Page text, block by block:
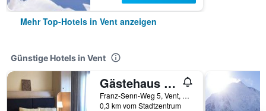
Mehr Top-Hotels in Vent anzeigen
Günstige Hotels in Vent
Gästehaus Edelweiss
Franz-Senn-Weg 5, Vent, Tirol, Österreich
0,3 km vom Stadtzentrum